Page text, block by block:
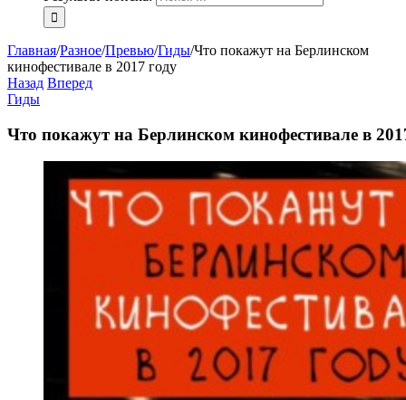
Главная/Разное/Превью/Гиды/Что покажут на Берлинском
кинофестивале в 2017 году
Назад Вперед
Гиды
Что покажут на Берлинском кинофестивале в